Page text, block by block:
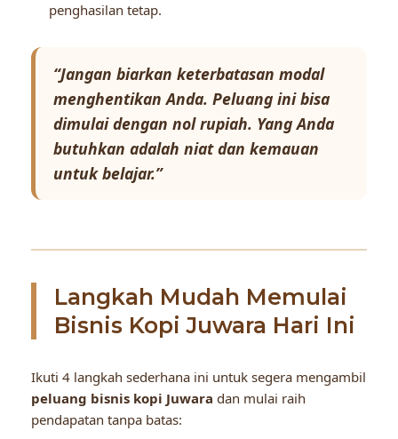
penghasilan tetap.
“Jangan biarkan keterbatasan modal
menghentikan Anda. Peluang ini bisa
dimulai dengan nol rupiah. Yang Anda
butuhkan adalah niat dan kemauan
untuk belajar.”
Langkah Mudah Memulai
Bisnis Kopi Juwara Hari Ini
Ikuti 4 langkah sederhana ini untuk segera mengambil
peluang bisnis kopi Juwara dan mulai raih
pendapatan tanpa batas: